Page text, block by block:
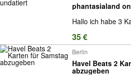
phantasialand
Hallo ich habe 3
35 €
Berlin
Havel Beats 2
abzugeben